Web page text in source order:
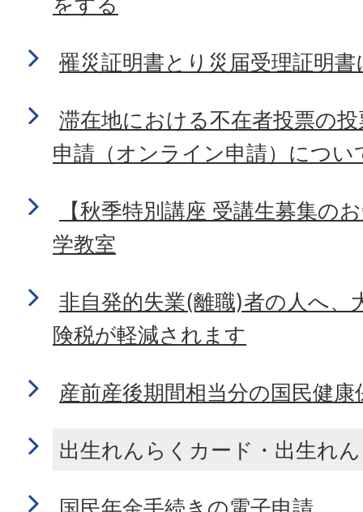
罹災証明書とり災届受理証明
滞在地における不在者投票の
申請（オンライン申請）につい
【秋季特別講座 受講生募集の
学教室
非自発的失業(離職)者の人へ、
険税が軽減されます
産前産後期間相当分の国民健
出生れんらくカード・出生れ